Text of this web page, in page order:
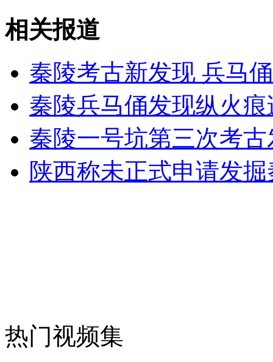
山西运城恶犬咬伤多人 警民合力深夜将其击毙
女孩北京地铁殴打老人 痛下狠手拳打脚踢
安徽一实载49人客车翻车
相关报道
秦陵考古新发现 兵马
秦陵兵马俑发现纵火
秦陵一号坑第三次考
陕西称未正式申请发
热门视频集